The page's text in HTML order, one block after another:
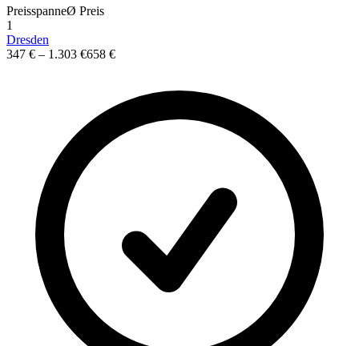
PreisspanneØ Preis
1
Dresden
347 € – 1.303 €658 €